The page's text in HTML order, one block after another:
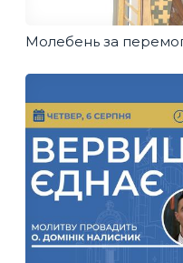
Молебень за